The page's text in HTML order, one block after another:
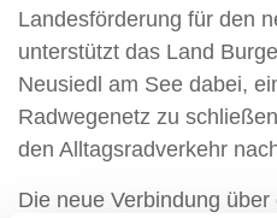
Landesförderung für den
unterstützt das Land
Neusiedl am See dabei,
Radwegenetz zu
den Alltagsradverkehr
Die neue Verbindung